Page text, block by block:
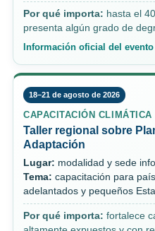
Por qué importa: hasta el
presenta algún grado de
Información oficial del
18–21 de agosto de 2026
CAPACITACIÓN CLIMÁTICA
Taller regional sobre
Adaptación
Lugar: modalidad y sede
Tema: capacitación para
adelantados y pequeños
Por qué importa: fortalece